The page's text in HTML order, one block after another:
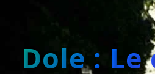
Dole :